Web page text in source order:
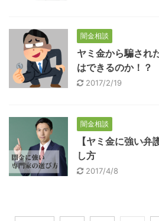
闇金相談
ヤミ金から騙され
はできるのか！？
2017/2/19
闇金相談
【ヤミ金に強い
し方
2017/4/8